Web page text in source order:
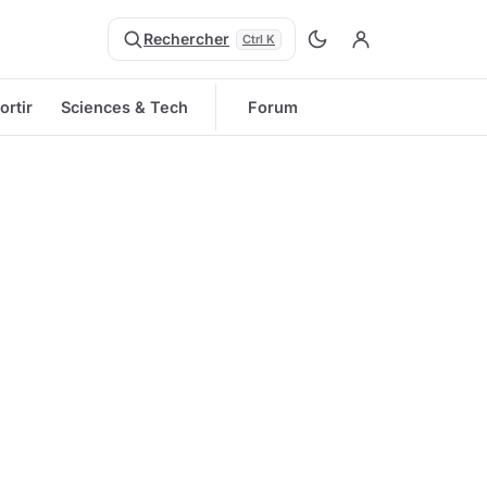
Rechercher Ctrl K
Sciences & Tech Forum